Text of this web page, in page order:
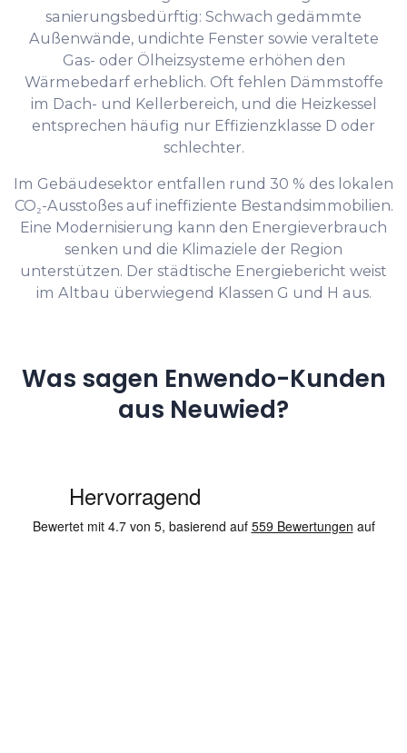
sanierungsbedürftig: Schwach gedämmte
Außenwände, undichte Fenster sowie veraltete
Gas- oder Ölheizsysteme erhöhen den
Wärmebedarf erheblich. Oft fehlen Dämmstoffe
im Dach- und Kellerbereich, und die Heizkessel
entsprechen häufig nur Effizienzklasse D oder
schlechter.
Im Gebäudesektor entfallen rund 30 % des lokalen
CO₂-Ausstoßes auf ineffiziente Bestandsimmobilien.
Eine Modernisierung kann den Energieverbrauch
senken und die Klimaziele der Region
unterstützen. Der städtische Energiebericht weist
im Altbau überwiegend Klassen G und H aus.
Was sagen Enwendo-Kunden
aus Neuwied?